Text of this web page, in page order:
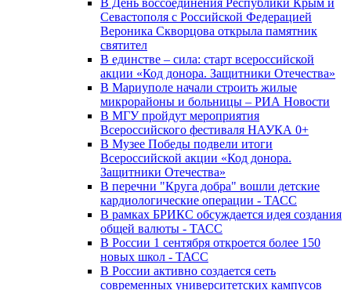
В День воссоединения Республики Крым и
Севастополя с Российской Федерацией
Вероника Скворцова открыла памятник
святител
В единстве – сила: старт всероссийской
акции «Код донора. Защитники Отечества»
В Мариуполе начали строить жилые
микрорайоны и больницы – РИА Новости
В МГУ пройдут мероприятия
Всероссийского фестиваля НАУКА 0+
В Музее Победы подвели итоги
Всероссийской акции «Код донора.
Защитники Отечества»
В перечни "Круга добра" вошли детские
кардиологические операции - ТАСС
В рамках БРИКС обсуждается идея создания
общей валюты - ТАСС
В России 1 сентября откроется более 150
новых школ - ТАСС
В России активно создается сеть
современных университетских кампусов